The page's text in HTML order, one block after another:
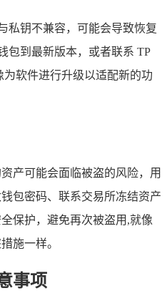
私钥不兼容，可能会导致恢复
包到最新版本，或者联系 TP
软件进行升级以适配新的功
产可能会面临被盗的风险，用
包密码、联系交易所冻结资产
保护，避免再次被盗用,就像
施一样。
事项